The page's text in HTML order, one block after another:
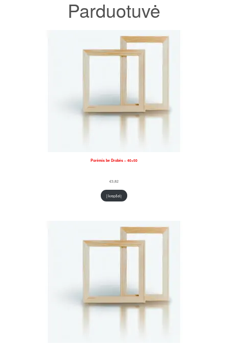
Parduotuvė
Porėmis be Drobės – 40×50
€3,82
Į krepšelį